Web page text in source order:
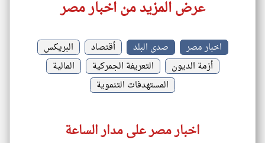
عرض المزيد من اخبار مصر
اخبار مصر صدى البلد أقتصاد
البريكس
أزمة الديون
التعريفة الجمركية
المالية
المستهدفات التنموية
اخبار مصر على مدار الساعة